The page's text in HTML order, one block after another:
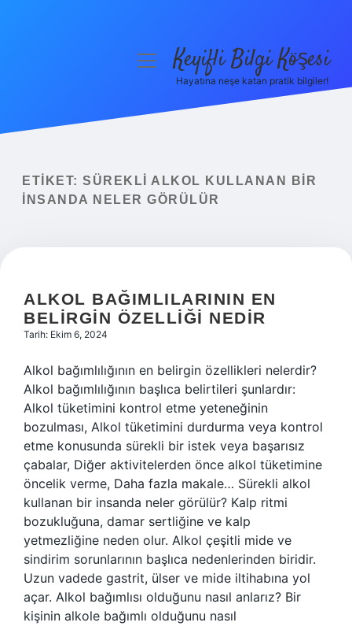
Yasal Uyarı
menüyüKeyifli Bilgi Köşesi
Hayatına neşe katan pratik bilgiler!
ETIKET: SÜREKLI ALKOL KULLANAN BIR
INSANDA NELER GÖRÜLÜR
ALKOL BAĞIMLILARININ EN
BELIRGIN ÖZELLIĞI NEDIR
Tarih: Ekim 6, 2024
Alkol bağımlılığının en belirgin özellikleri nelerdir?
Alkol bağımlılığının başlıca belirtileri şunlardır:
Alkol tüketimini kontrol etme yeteneğinin
bozulması, Alkol tüketimini durdurma veya kontrol
etme konusunda sürekli bir istek veya başarısız
çabalar, Diğer aktivitelerden önce alkol tüketimine
öncelik verme, Daha fazla makale… Sürekli alkol
kullanan bir insanda neler görülür? Kalp ritmi
bozukluğuna, damar sertliğine ve kalp
yetmezliğine neden olur. Alkol çeşitli mide ve
sindirim sorunlarının başlıca nedenlerinden biridir.
Uzun vadede gastrit, ülser ve mide iltihabına yol
açar. Alkol bağımlısı olduğunu nasıl anlarız? Bir
kişinin alkole bağımlı olduğunu nasıl